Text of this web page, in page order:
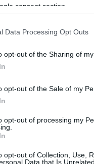
consent section.
Data Processing Opt Outs
opt-out of the Sharing of
opt-out of the Sale of my
opt-out of processing my
opt-out of Collection, Use,
Data that Is
papírsárkányA szélben,
0